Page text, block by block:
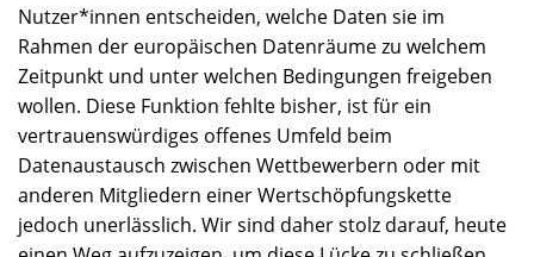
Nutzer*innen entscheiden, welche Daten sie im
Rahmen der europäischen Datenräume zu welchem
Zeitpunkt und unter welchen Bedingungen freigeben
wollen. Diese Funktion fehlte bisher, ist für ein
vertrauenswürdiges offenes Umfeld beim
Datenaustausch zwischen Wettbewerbern oder mit
anderen Mitgliedern einer Wertschöpfungskette
jedoch unerlässlich. Wir sind daher stolz darauf, heute